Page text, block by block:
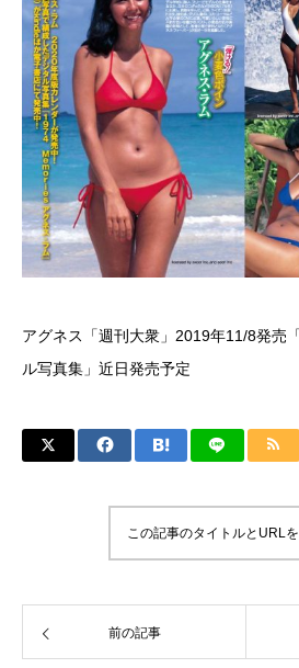
アグネス「週刊大衆」2019年11/8発売
ル写真集」近日発売予定
この記事のタイトルとURL
前の記事